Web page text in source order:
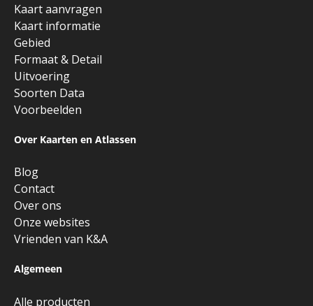
Kaart aanvragen
Kaart informatie
Gebied
Formaat & Detail
Uitvoering
Soorten Data
Voorbeelden
Over Kaarten en Atlassen
Blog
Contact
Over ons
Onze websites
Vrienden van K&A
Algemeen
Alle producten